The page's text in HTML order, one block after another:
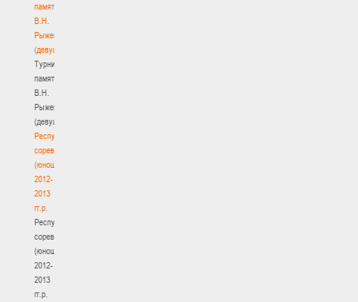
памяти
В.Н.
Рыженкова
(девушки)
Турнир
памяти
В.Н.
Рыженкова
(девушки)
Республиканские
соревнования
(юноши)
2012-
2013
гг.р.
Республиканские
соревнования
(юноши)
2012-
2013
гг.р.